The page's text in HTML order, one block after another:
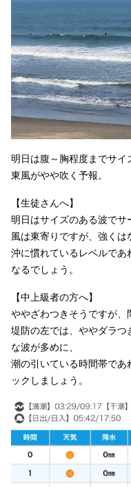
明日は腹～胸程度までサイ
東風がやや吹く予報。
【生徒さんへ】
明日はサイズのある波でサ
風は東寄りですが、強くは
沖に慣れているレベルであ
なるでしょう。
【中上級者の方へ】
ややざわつきそうですが、
堤防の左では、ややダラつ
な波が多めに、
潮の引いている時間帯であ
ックしましょう。